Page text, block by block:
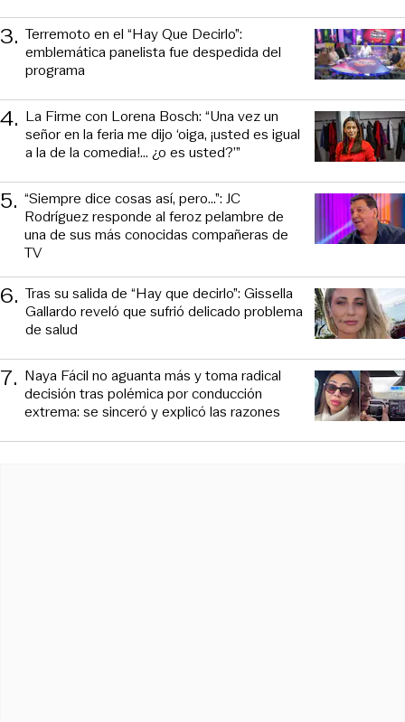
3. Terremoto en el “Hay Que Decirlo”:
emblemática panelista fue despedida del
programa
4. La Firme con Lorena Bosch: “Una vez un
señor en la feria me dijo ‘oiga, ¡usted es igual
a la de la comedia!... ¿o es usted?’”
5. “Siempre dice cosas así, pero...”: JC
Rodríguez responde al feroz pelambre de
una de sus más conocidas compañeras de
TV
6. Tras su salida de “Hay que decirlo”: Gissella
Gallardo reveló que sufrió delicado problema
de salud
7. Naya Fácil no aguanta más y toma radical
decisión tras polémica por conducción
extrema: se sinceró y explicó las razones